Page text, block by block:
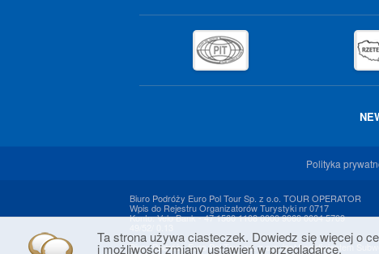
Polityka
Biuro Podróży Euro Pol Tour Sp. z o.o. TOUR OPERATOR
Wpis do Rejestru Organizatorów Turystyki nr 0717
Konto: Velo Bank - 47 1560 1108 0000 9060 0004 5709
Biuro Podróży Euro Pol Tour sp. z o.o. jest beneficjentem
Ta strona używa ciasteczek. Dowiedz się więcej o
i możliwości zmiany ustawień w przeglądarce.